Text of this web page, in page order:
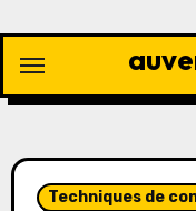
content
Techniques de